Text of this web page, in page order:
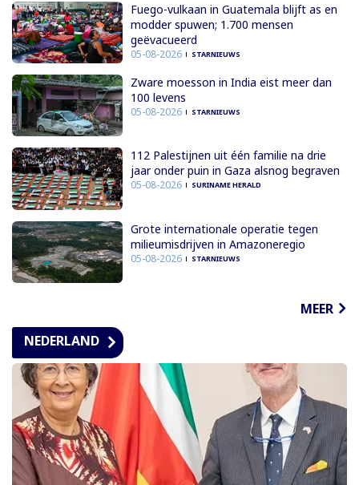
Fuego-vulkaan in Guatemala blijft as en
modder spuwen; 1.700 mensen
geëvacueerd
05-08-2026 STARNIEUWS
Zware moesson in India eist meer dan
100 levens
05-08-2026 STARNIEUWS
112 Palestijnen uit één familie na drie
jaar onder puin in Gaza alsnog begraven
05-08-2026 SURINAME HERALD
Grote internationale operatie tegen
milieumisdrijven in Amazoneregio
05-08-2026 STARNIEUWS
MEER
NEDERLAND